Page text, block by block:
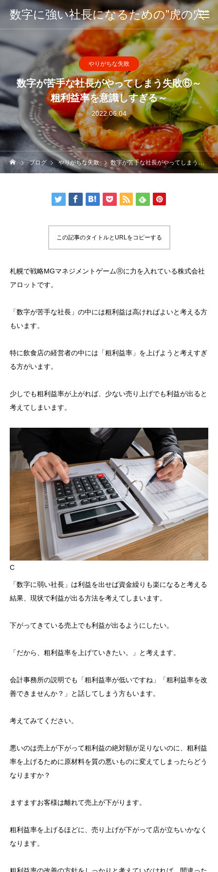
数字に強い社長になるための”虎の穴”
やりがちな失敗
数字が苦手な社長がやってしまう失敗⑥～
粗利益率を意識しすぎる～
2022.06.04
ブログ やりがちな失敗 数字が苦手な社長がやってしまう失敗⑥～粗利益率を意識しすぎる～
この記事のタイトルとURLをコピーする
札幌で戦略MGマネジメントゲームⓇに力を入れている株式会社
アロットです。
「数字が苦手な社長」の中には粗利益は高ければよいと考える方
もいます。
特に飲食店の経営者の中には「粗利益率」を上げようと考えすぎ
る方がいます。
少しでも粗利益率が上がれば、少ない売り上げでも利益が出ると
考えてしまいます。
C
「数字に弱い社長」は利益を出せば資金繰りも楽になると考える
結果、現状で利益が出る方法を考えてしまいます。
下がってきている売上でも利益が出るようにしたい。
「だから、粗利益率を上げていきたい。」と考えます。
会計事務所の説明でも「粗利益率が低いですね」「粗利益率を改
善できませんか？」と話してしまう方もいます。
考えてみてください。
悪いのは売上が下がって粗利益の絶対額が足りないのに、粗利益
率を上げるために原材料を質の悪いものに変えてしまったらどう
なりますか？
ますますお客様は離れて売上が下がります。
粗利益率を上げるほどに、売り上げが下がって店が立ちいかなく
なります。
粗利益率の改善の方針をしっかりと考えていなければ、間違った